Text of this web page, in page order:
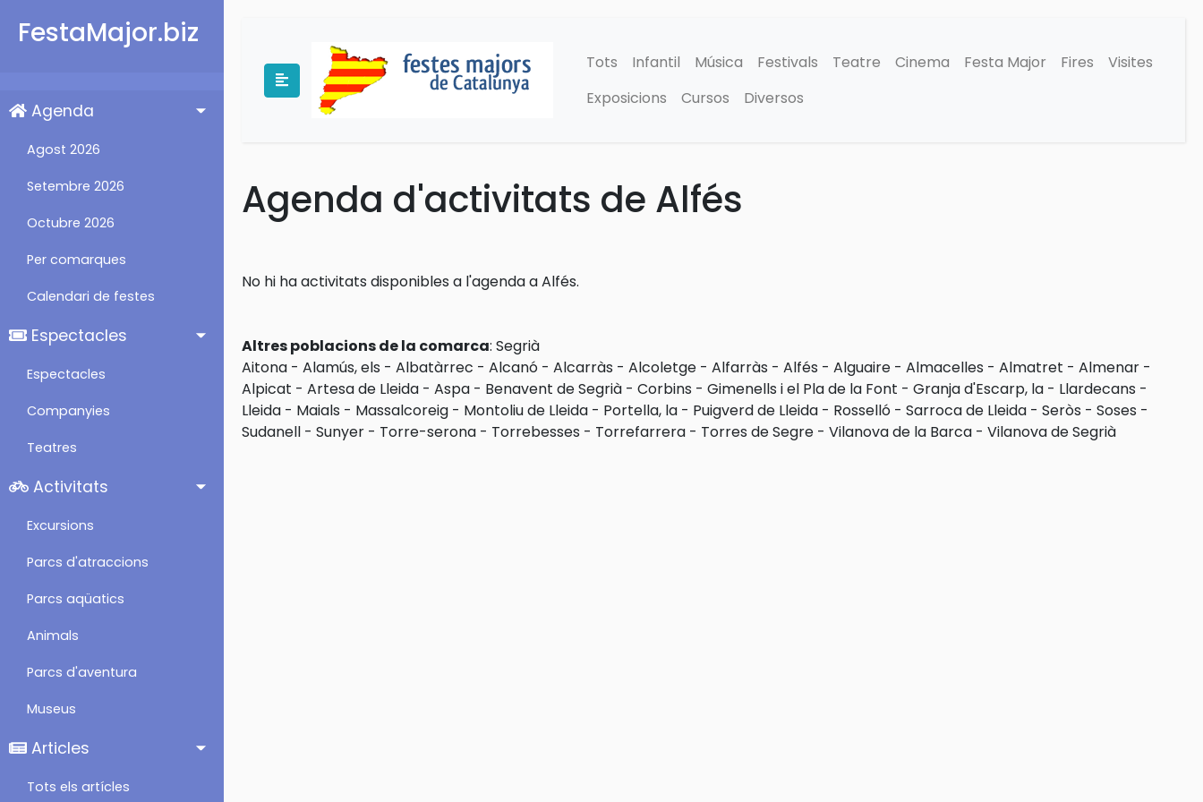
FestaMajor.biz
Agenda
Agost 2026
Setembre 2026
Octubre 2026
Per comarques
Calendari de festes
Espectacles
Espectacles
Companyies
Teatres
Activitats
Excursions
Parcs d'atraccions
Parcs aqüatics
Animals
Parcs d'aventura
Museus
Articles
Tots els artícles
Tots Infantil Música Festivals Teatre Cinema Festa Major Fires
Visites
Exposicions
Cursos Diversos
Agenda d'activitats de Alfés
No hi ha activitats disponibles a l'agenda a Alfés.
Altres poblacions de la comarca: Segrià
Aitona - Alamús, els - Albatàrrec - Alcanó - Alcarràs - Alcoletge - Alfarràs - Alfés - Alguaire - Almacelles - Almatret - Almenar -
Alpicat - Artesa de Lleida - Aspa - Benavent de Segrià - Corbins - Gimenells i el Pla de la Font - Granja d'Escarp, la - Llardecans -
Lleida - Maials - Massalcoreig - Montoliu de Lleida - Portella, la - Puigverd de Lleida - Rosselló - Sarroca de Lleida - Seròs - Soses -
Sudanell - Sunyer - Torre-serona - Torrebesses - Torrefarrera - Torres de Segre - Vilanova de la Barca - Vilanova de Segrià